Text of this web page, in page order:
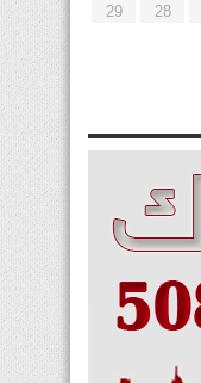
28
29